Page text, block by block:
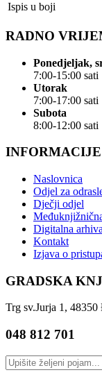
Ispis u boji
RADNO
Ponedjeljak,
7:00-15:00 sati
Utorak
7:00-17:00 sati
Subota
8:00-12:00 sati
INFORMACIJE
Naslovnica
Odjel za
Dječji odjel
Digitalna
Kontakt
Izjava o
GRADSKA
Trg sv.Jurja 1,
048 812 701